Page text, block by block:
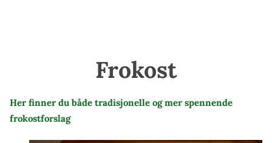
Frokost
Her finner du både tradisjonelle og mer spennende
frokostforslag